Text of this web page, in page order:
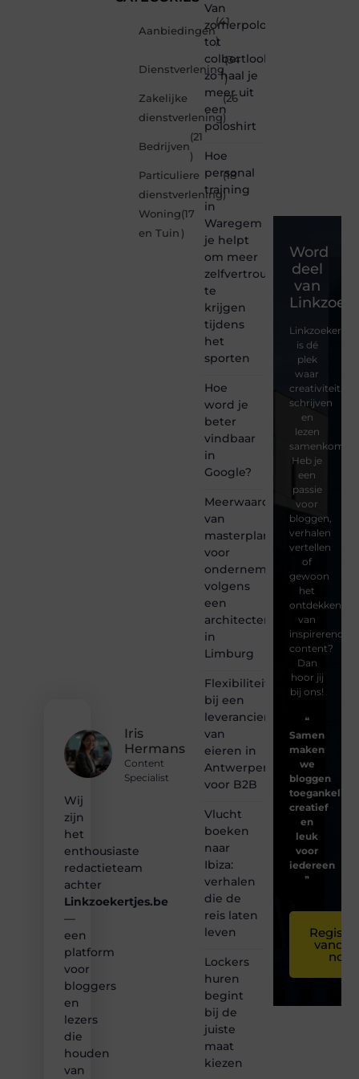
Iris
Hermans
Content
Specialist
Wij
zijn
het
enthousiaste
redactieteam
achter
Linkzoekertjes.be
—
een
platform
voor
bloggers
en
lezers
die
houden
van
Aanbiedingen
(41
)
Dienstverlening
(34
)
Zakelijke
dienstverlening
(26
)
Bedrijven
(21
)
Particuliere
dienstverlening
(18
)
Woning
en Tuin
(17
)
Van
zomerpolo
tot
colbertlook
zo haal je
meer uit
een
poloshirt
Hoe
personal
training
in
Waregem
je helpt
om meer
zelfvertrouwen
te
krijgen
tijdens
het
sporten
Hoe
word je
beter
vindbaar
in
Google?
Meerwaarde
van
masterplanning
voor
ondernemingen
volgens
een
architectenbureau
in
Limburg
Flexibiliteit
bij een
leverancier
van
eieren in
Antwerpen
voor B2B
Vlucht
boeken
naar
Ibiza:
verhalen
die de
reis laten
leven
Lockers
huren
begint
bij de
juiste
maat
kiezen
Word
deel
van
is dé
plek
waar
creativiteit,
schrijven
en
lezen
samenkomen.
Heb je
een
passie
voor
bloggen,
verhalen
vertellen
of
gewoon
het
ontdekken
van
inspirerende
content?
Dan
hoor jij
bij ons!
❝
Samen
maken
we
bloggen
toegankelijk,
creatief
en
leuk
voor
iedereen
❞
nog